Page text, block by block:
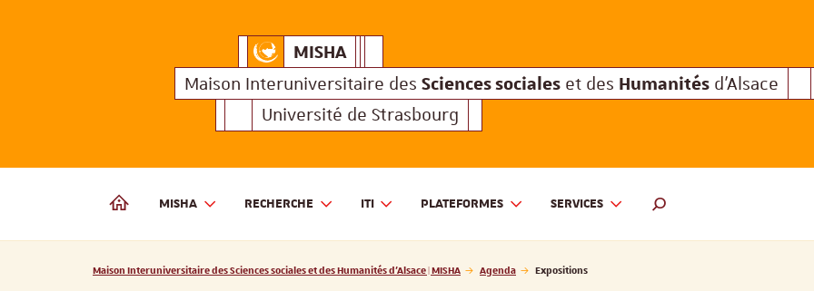
MISHAMaison Interuniversitaire des
Maison Interuniversitaire des Sciences sociales et des Humanités d'Alsace
Université de Strasbourg
MAISON INTERUNIVERSITAIRE DES SCIENCES SOCIALES ET DES HUMANITÉS D'ALSACE | MISHA
MISHA RECHERCHE ITI PLATEFORMES SERVICES
MOTEUR DE RECHERCHE
Maison Interuniversitaire des
Vous êtes ici :
Maison Interuniversitaire des Sciences sociales et des Humanités d'Alsace | MISHA Agenda Expositions